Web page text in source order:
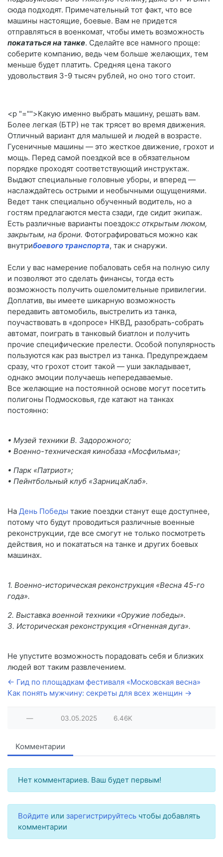
сюда подходят. Примечательный тот факт, что все
машины настоящие, боевые. Вам не придется
отправляться в военкомат, чтобы иметь возможность
покататься на танке. Сделайте все намного проще:
соберите компанию, ведь чем больше желающих, тем
меньше будет платить. Средняя цена такого
удовольствия 3-9 тысяч рублей, но оно того стоит.
<p "="">Какую именно выбрать машину, решать вам.
Более легкая (БТР) не так трясет во время движения.
Отличный вариант для малышей и людей в возрасте.
Гусеничные машины ― это жесткое движение, грохот и
мощь. Перед самой поездкой все в обязательном
порядке проходят соответствующий инструктаж.
Выдают специальные головные уборы, и вперед ―
наслаждайтесь острыми и необычными ощущениями.
Ведет танк специально обученный водитель, но а
гостям предлагаются места сзади, где сидит экипаж.
Есть различные варианты поездок:с открытым люком,
закрытым, на брони. Фотографироваться можно как
внутрибоевого транспорта, так и снаружи.
Если у вас намерение побаловать себя на полную силу
и позволяют это сделать финансы, тогда есть
возможность получить ошеломительные привилегии.
Доплатив, вы имеете шикарную возможность
передавить автомобиль, выстрелить из танка,
поучаствовать в «допросе» НКВД, разобрать-собрать
автомат, поиграть в танковый биатлон и получить
прочие специфические прелести. Особой популярность
пользуются как раз выстрел из танка. Предупреждаем
сразу, что грохот стоит такой ― уши закладывает,
однако эмоции получаешь непередаваемые.
Все желающие на постоянной основе могут посетить
полигоны Подмосковья, где катают на танках
постоянно:
• Музей техники В. Задорожного;
• Военно-техническая кинобаза «Мосфильма»;
• Парк «Патриот»;
• Пейнтбольный клуб «ЗарницаКлаб».
На День Победы такие поездки станут еще доступнее,
потому что будут проводиться различные военные
реконструкции, где все смогут не только посмотреть
действия, но и покататься на танке и других боевых
машинах.
1. Военно-историческая реконструкция «Весна 45-го
года».
2. Выставка военной техники «Оружие победы».
3. Историческая реконструкция «Огненная дуга».
Не упустите возможность порадовать себя и близких
людей вот таким развлечением.
← Гид по площадкам фестиваля «Московская весна»
Как понять мужчину: секреты для всех женщин →
— 03.05.2025 6.46K
Комментарии
Нет комментариев. Ваш будет первым!
Войдите или зарегистрируйтесь чтобы добавлять
комментарии